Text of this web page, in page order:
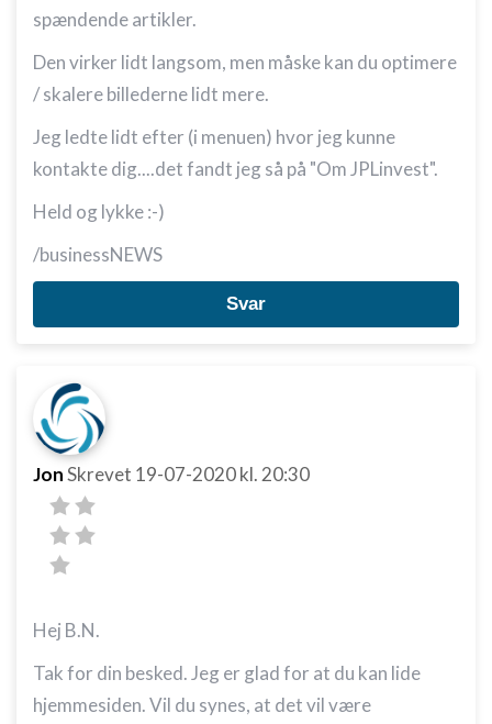
spændende artikler.
Den virker lidt langsom, men måske kan du optimere
/ skalere billederne lidt mere.
Jeg ledte lidt efter (i menuen) hvor jeg kunne
kontakte dig....det fandt jeg så på "Om JPLinvest".
Held og lykke :-)
/businessNEWS
Svar
JonSkrevet 19-07-2020kl. 20:30
Hej B.N.
Tak for din besked. Jeg er glad for at du kan lide
hjemmesiden. Vil du synes, at det vil være